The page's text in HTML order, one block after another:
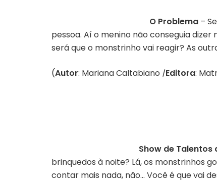
O Problema –
pessoa. Aí o menino não conseguia
será que o monstrinho vai reagir? As
(Autor: Mariana Caltabiano |Editora:
Show de
brinquedos à noite? Lá, os monstrinhos
contar mais nada, não… Você é que vai